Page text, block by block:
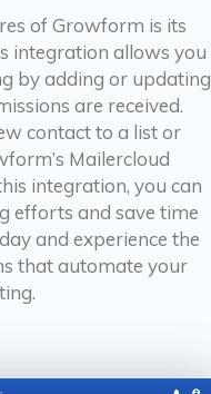
of Growform is its
integration allows you
by adding or updating
are received.
contact to a list or
Mailercloud
integration, you can
efforts and save time
and experience the
that automate your